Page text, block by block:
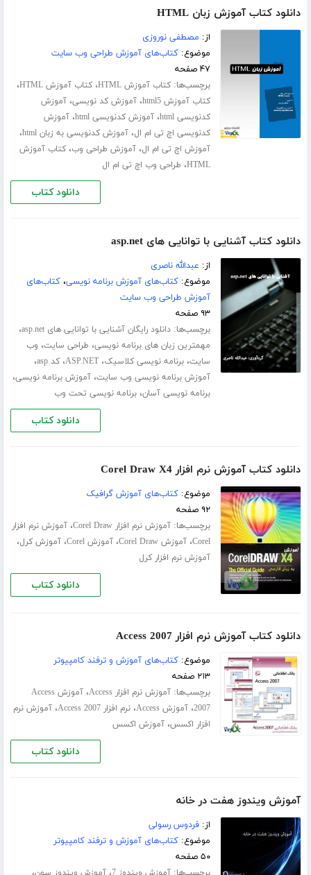
دانلود کتاب آموزش زبان HTML
از: مصطفی نوروزی
موضوع:کتاب‌های آموزش طراحی وب سایت
۴۷ صفحه
برچسب‌ها:کتاب آموزش HTML ،کتاب آموزش HTML ،
کتاب آموزش html5 ،آموزش کد نویسی،آموزش
کدنویسی html
،آموزش کدنویسی html ،آموزش
کدنویسی اچ تی ام ال،آموزش کدنویسی به زبان html ،
آموزش اچ تی ام ال،آموزش طراحی وب،کتاب آموزش
HTML، طراحی وب اچ تی ام ال
دانلود کتاب
دانلود کتاب آشنایی با توانایی های asp.net
از: عبدالله ناصری
موضوع:کتاب‌های آموزش برنامه نویسی،کتاب‌های
آموزش طراحی وب سایت
۹۳ صفحه
برچسب‌ها:دانلود رایگان آشنایی با توانایی های asp.net ،
مهمترین زبان های برنامه نویسی، طراحی سایت، وب
سایت،برنامه نویسی کلاسیک،ASP.NET،کد asp ،
آموزش برنامه نویسی وب سایت،آموزش برنامه نویسی،
برنامه نویسی آسان،برنامه نویسی تحت وب
دانلود کتاب
دانلود کتاب آموزش نرم افزار Corel Draw X4
موضوع:کتاب‌های آموزش گرافیک
۹۲ صفحه
برچسب‌ها:آموزش نرم افزار Corel Draw ،آموزش نرم افزار
Corel،آموزش Corel Draw ،آموزش Corel ،آموزش کرل،
آموزش نرم افزار کرل
دانلود کتاب
دانلود کتاب آموزش نرم افزار Access 2007
موضوع:کتاب‌های آموزش و ترفند کامپیوتر
۲۱۳ صفحه
برچسب‌ها:آموزش نرم افزار Access ،
آموزش Access
2007،آموزش Access ،نرم افزار Access 2007 ،آموزش نرم
افزار اکسس،آموزش اکسس
دانلود کتاب
آموزش ویندوز هفت در خانه
از:فردوس رسولی
موضوع:کتاب‌های آموزش و ترفند کامپیوتر
۵۰ صفحه